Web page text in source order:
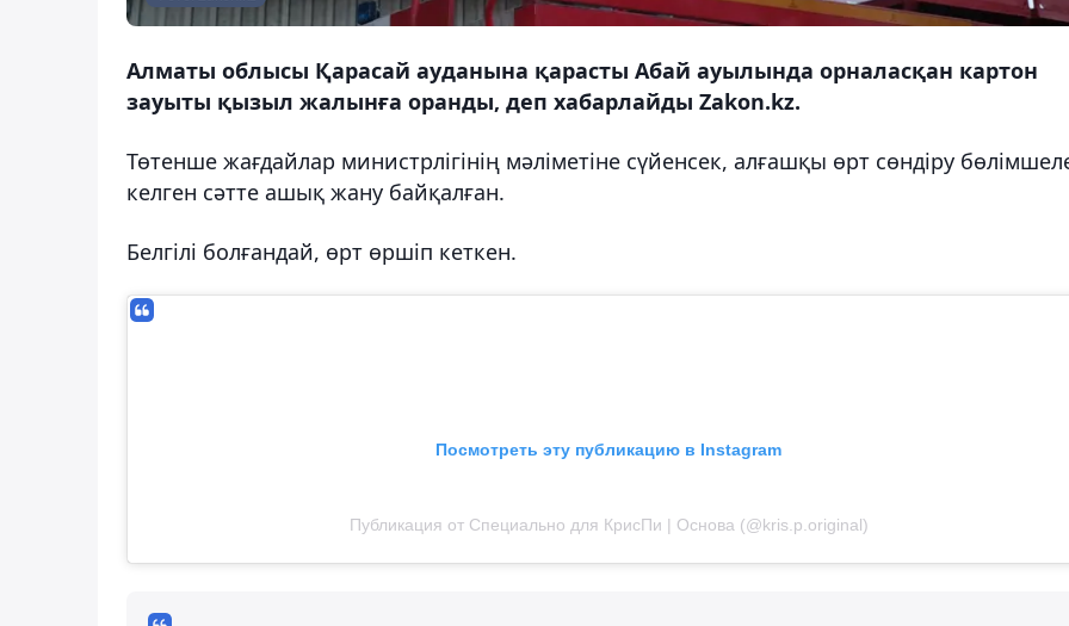
Алматы облысы Қарасай ауданына қарасты Абай ауылында орналасқан картон
зауыты қызыл жалынға оранды, деп хабарлайды Zakon.kz.
Төтенше жағдайлар министрлігінің мәліметіне сүйенсек, алғашқы өрт сөндіру
келген сәтте ашық жану байқалған.
Белгілі болғандай, өрт өршіп кеткен.
Посмотреть эту публикацию в Instagram
Публикация от Специально для КрисПи | Основа (@kris.p.original)